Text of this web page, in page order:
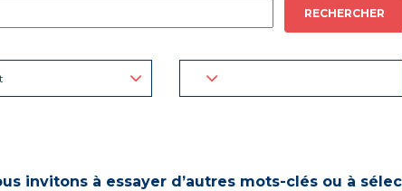
RECHERCHER
invitons à essayer d’autres mots-clés ou à